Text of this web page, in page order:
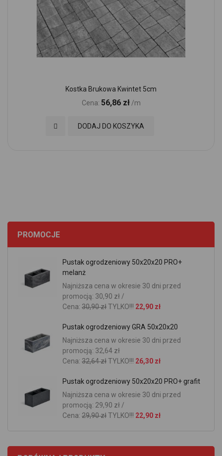
Kostka Brukowa Kwintet 5cm
Cena: 56,86 zł /m
DODAJ DO KOSZYKA
Dodaj do Ulubionych
PROMOCJE
Pustak ogrodzeniowy 50x20x20 PRO+
melanż
Najniższa cena w okresie 30 dni przed
promocją: 30,90 zł /
Cena: 30,90 złTYLKO!!! 22,90 zł
Pustak ogrodzeniowy GRA 50x20x20
Najniższa cena w okresie 30 dni przed
promocją: 32,64 zł
Cena: 32,64 złTYLKO!!! 26,30 zł
Pustak ogrodzeniowy 50x20x20 PRO+ grafit
Najniższa cena w okresie 30 dni przed
promocją: 29,90 zł /
Cena: 29,90 złTYLKO!!! 22,90 zł